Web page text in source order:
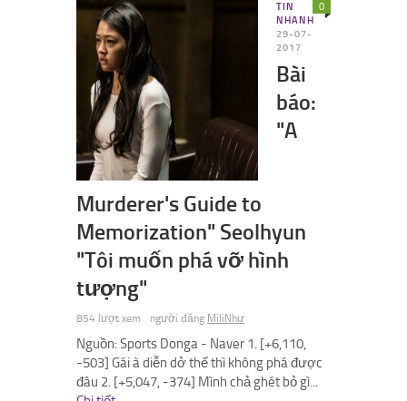
TIN
NHANH
29-07-
2017
Bài
báo:
"A
Murderer's Guide to
Memorization" Seolhyun
"Tôi muốn phá vỡ hình
tượng"
854 lượt xem
0
người đăng MiliNhư
Nguồn: Sports Donga - Naver 1. [+6,110,
-503] Gái à diễn dở thế thì không phá được
đâu 2. [+5,047, -374] Mình chả ghét bỏ gì...